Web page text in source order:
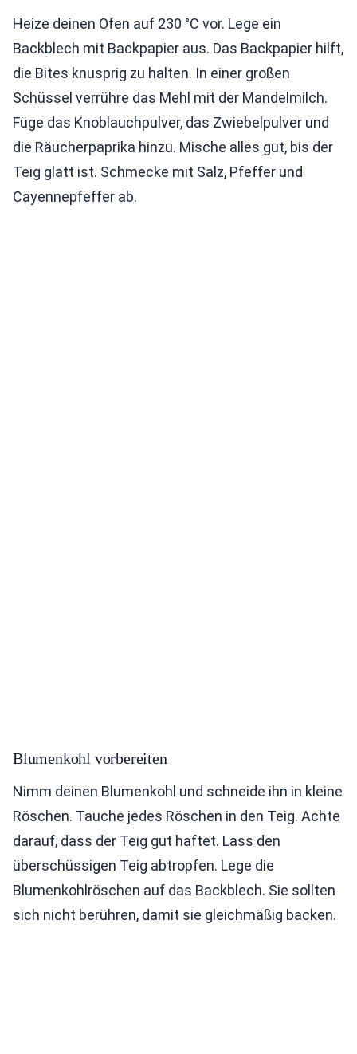
Heize deinen Ofen auf 230 °C vor. Lege ein
Backblech mit Backpapier aus. Das Backpapier hilft,
die Bites knusprig zu halten. In einer großen
Schüssel verrühre das Mehl mit der Mandelmilch.
Füge das Knoblauchpulver, das Zwiebelpulver und
die Räucherpaprika hinzu. Mische alles gut, bis der
Teig glatt ist. Schmecke mit Salz, Pfeffer und
Cayennepfeffer ab.
Blumenkohl vorbereiten
Nimm deinen Blumenkohl und schneide ihn in kleine
Röschen. Tauche jedes Röschen in den Teig. Achte
darauf, dass der Teig gut haftet. Lass den
überschüssigen Teig abtropfen. Lege die
Blumenkohlröschen auf das Backblech. Sie sollten
sich nicht berühren, damit sie gleichmäßig backen.